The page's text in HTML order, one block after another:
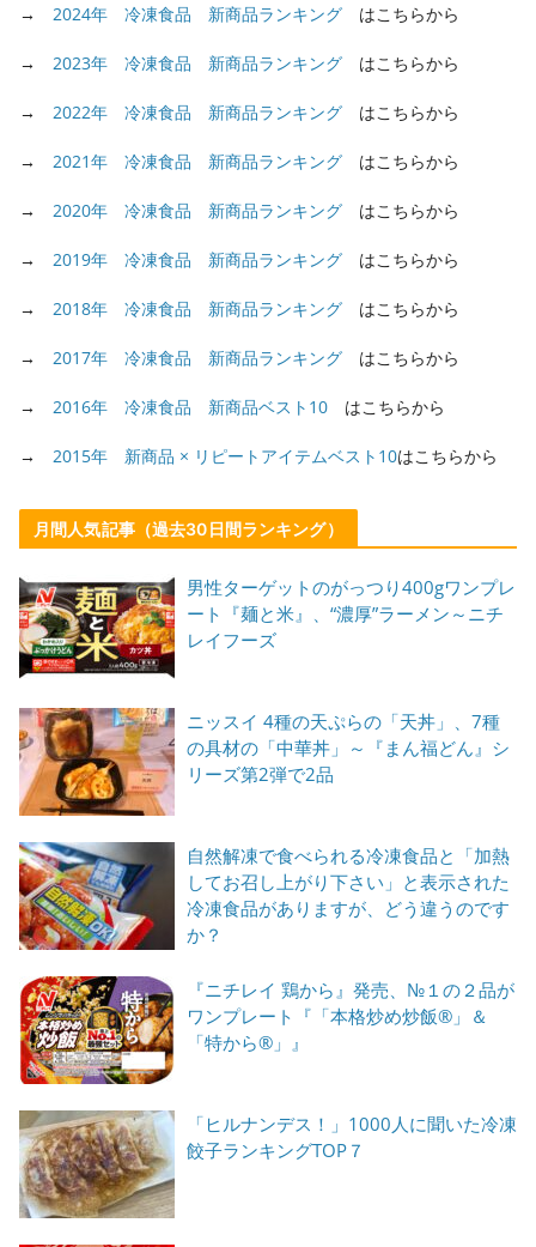
→ 2024年 冷凍食品 新商品ランキング はこちらから
→ 2023年 冷凍食品 新商品ランキング はこちらから
→ 2022年 冷凍食品 新商品ランキング はこちらから
→ 2021年 冷凍食品 新商品ランキング はこちらから
→ 2020年 冷凍食品 新商品ランキング はこちらから
→ 2019年 冷凍食品 新商品ランキング はこちらから
→ 2018年 冷凍食品 新商品ランキング はこちらから
→ 2017年 冷凍食品 新商品ランキング はこちらから
→ 2016年 冷凍食品 新商品ベスト10 はこちらから
→ 2015年 新商品 × リピートアイテムベスト10はこちらから
月間人気記事（過去30日間ランキング）
男性ターゲットのがっつり400gワンプレ
ート『麺と米』、“濃厚”ラーメン～ニチ
レイフーズ
ニッスイ 4種の天ぷらの「天丼」、7種
の具材の「中華丼」～『まん福どん』シ
リーズ第2弾で2品
自然解凍で食べられる冷凍食品と「加熱
してお召し上がり下さい」と表示された
冷凍食品がありますが、どう違うのです
か？
『ニチレイ 鶏から』発売、№１の２品が
ワンプレート『「本格炒め炒飯®」＆
「特から®」』
「ヒルナンデス！」1000人に聞いた冷凍
餃子ランキングTOP７